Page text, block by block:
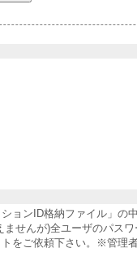
ョンID格納ファイル」
せんが)全ユーザのパ
をご依頼下さい。※管理